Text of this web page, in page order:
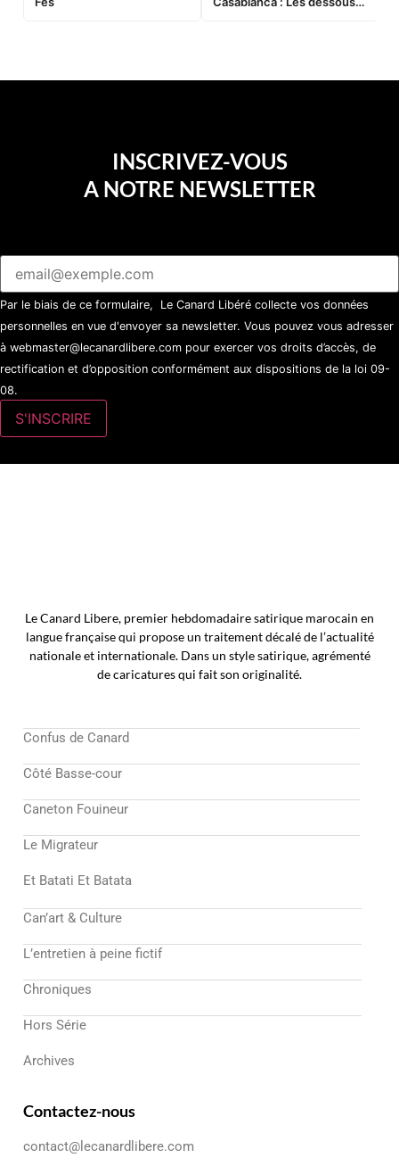
INSCRIVEZ-VOUS
A NOTRE NEWSLETTER
Par le biais de ce formulaire, Le Canard Libéré collecte vos données
personnelles en vue d'envoyer sa newsletter. Vous pouvez vous adresser
à webmaster@lecanardlibere.com pour exercer vos droits d’accès, de
rectification et d’opposition conformément aux dispositions de la loi 09-
08.
Le Canard Libere, premier hebdomadaire satirique marocain en
langue française qui propose un traitement décalé de l’actualité
nationale et internationale. Dans un style satirique, agrémenté
de caricatures qui fait son originalité.
Confus de Canard
Côté Basse-cour
Caneton Fouineur
Le Migrateur
Et Batati Et Batata
Can’art & Culture
L’entretien à peine fictif
Chroniques
Hors Série
Archives
Contactez-nous
contact@lecanardlibere.com